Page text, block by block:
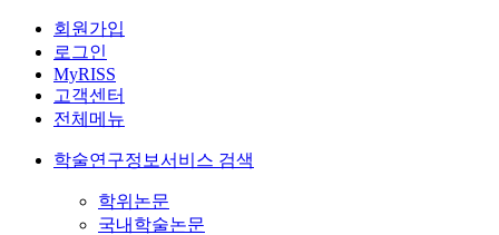
회원가입
로그인
MyRISS
고객센터
전체메뉴
학술연구정보서비스 검색
학위논문
국내학술논문